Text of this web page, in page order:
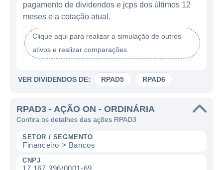
pagamento de dividendos e jcps dos últimos 12
meses e a cotação atual.
Clique aqui para realizar a simulação de outros
ativos e realizar comparações.
VER DIVIDENDOS DE: RPAD5 RPAD6
RPAD3 - AÇÃO ON - ORDINÁRIA
Confira os detalhes das ações RPAD3
SETOR / SEGMENTO
Financeiro > Bancos
CNPJ
17.167.396/0001-69